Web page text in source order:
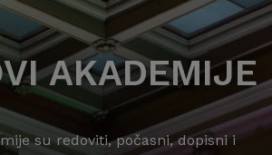
AKADEMIJE
su redoviti, počasni, dopisni i